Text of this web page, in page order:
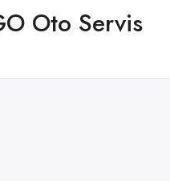
Oto Servis